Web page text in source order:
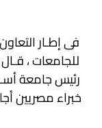
فى إطـار
للجامعات ،
رئيس جامعة
خبراء مصريين